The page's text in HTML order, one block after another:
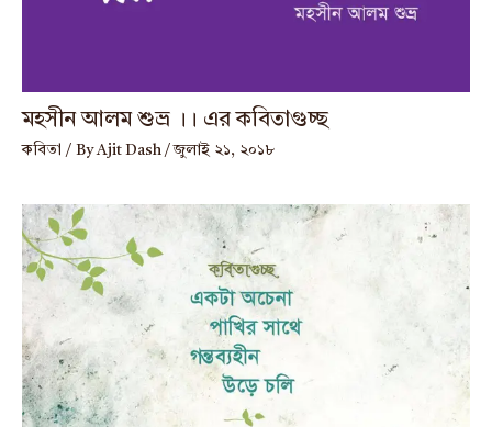
মহসীন আলম শুভ্র ।। এর কবিতাগুচ্ছ
কবিতা / ByAjit Dash /জুলাই ২১, ২০১৮